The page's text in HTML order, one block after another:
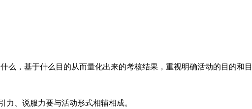
，基于什么目的从而量化出来的考核结果，重视明确活动的目的和目
、说服力要与活动形式相辅相成。